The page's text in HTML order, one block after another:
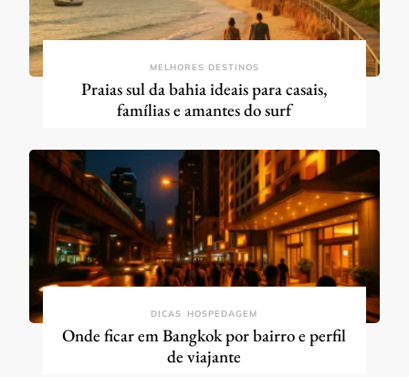
MELHORES DESTINOS
Praias sul da bahia ideais para casais,
famílias e amantes do surf
DICAS HOSPEDAGEM
Onde ficar em Bangkok por bairro e perfil
de viajante